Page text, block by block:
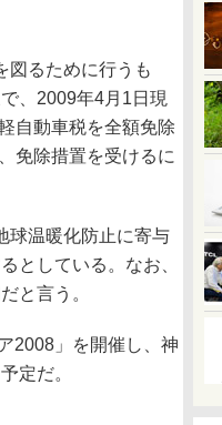
図るために行うも
、2009年4月1日現
自動車税を全額免除
免除措置を受けるに
球温暖化防止に寄与
としている。なお、
と言う。
2008」を開催し、神
定だ。